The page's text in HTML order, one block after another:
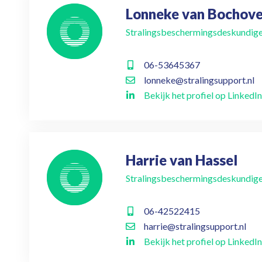
Lonneke van
06-53645367
lonneke@stralingsupport.nl
Bekijk het profiel op LinkedIn
Harrie van Hassel
06-42522415
harrie@stralingsupport.nl
Bekijk het profiel op LinkedIn